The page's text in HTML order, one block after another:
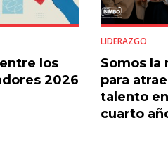
los
2026
LIDERAZGO
Somos la
para
talento
cuarto